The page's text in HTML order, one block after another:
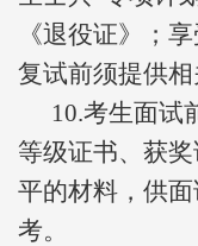
《退役证》；
复试前须提供相
10.考生面试
等级证书、获
平的材料，供
考。